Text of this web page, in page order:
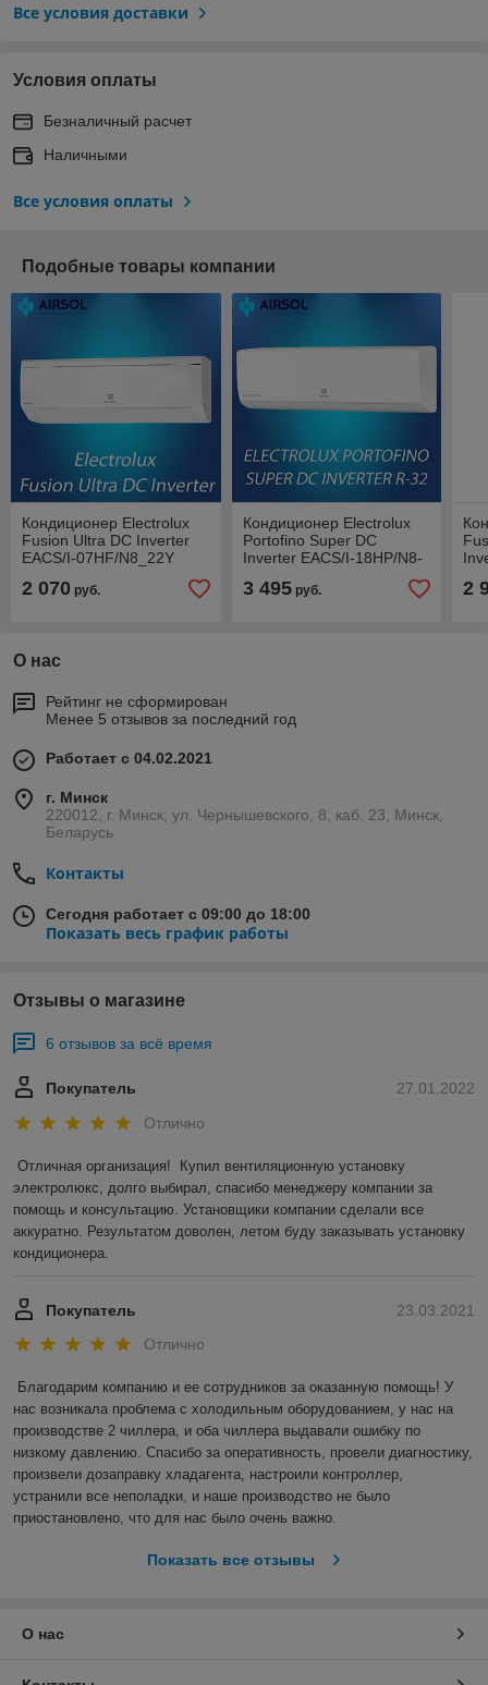
Все условия доставки
Условия оплаты
Безналичный расчет
Наличными
Все условия оплаты
Подобные товары компании
Кондиционер Electrolux
Fusion Ultra DC Inverter
EACS/I-07HF/N8_22Y
2 070 руб.
Кондиционер Electrolux
Portofino Super DC
Inverter EACS/I-18HP/N8-
3 495руб. 2
О нас
Рейтинг не сформирован
Менее 5 отзывов за последний год
Работает с 04.02.2021
г. Минск
220012, г. Минск, ул. Чернышевского, 8, каб. 23, Минск,
Беларусь
Контакты
Сегодня работает с 09:00 до 18:00
Показать весь график работы
Отзывы о магазине
6 отзывов за всё время
27.01.2022
Покупатель
Отлично
Отличная организация!  Купил вентиляционную установку
электролюкс, долго выбирал, спасибо менеджеру компании за
помощь и консультацию. Установщики компании сделали все
аккуратно. Результатом доволен, летом буду заказывать установку
кондиционера.
23.03.2021
Покупатель
Отлично
Благодарим компанию и ее сотрудников за оказанную помощь! У
нас возникала проблема с холодильным оборудованием, у нас на
производстве 2 чиллера, и оба чиллера выдавали ошибку по
низкому давлению. Спасибо за оперативность, провели диагностику,
произвели дозаправку хладагента, настроили контроллер,
устранили все неполадки, и наше производство не было
приостановлено, что для нас было очень важно.
Показать все отзывы
О нас